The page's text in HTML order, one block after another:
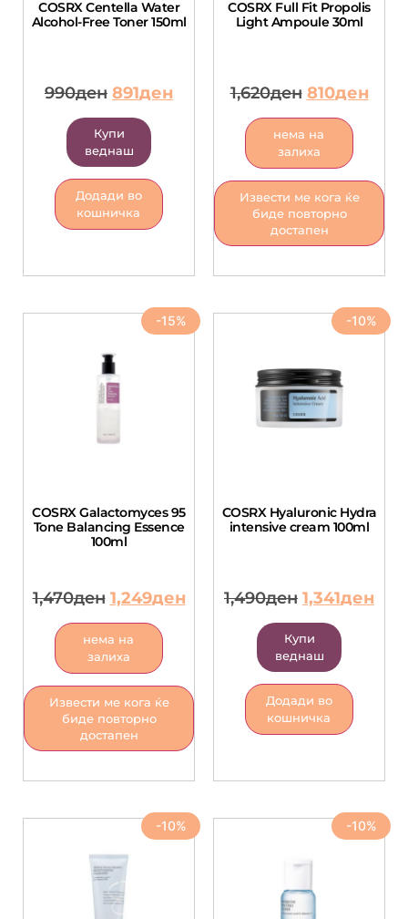
COSRX Centella Water
Alcohol-Free Toner 150ml
990ден 891ден
Купи
веднаш
Додади во
кошничка
COSRX Full Fit Propolis
Light Ampoule 30ml
1,620ден 810ден
нема на
залиха
Извести ме кога ќе
биде повторно
достапен
-15%
COSRX Galactomyces 95
Tone Balancing Essence
100ml
1,470ден 1,249ден
нема на
залиха
Извести ме кога ќе
биде повторно
достапен
-10%
COSRX Hyaluronic Hydra
intensive cream 100ml
1,490ден 1,341ден
Купи
веднаш
Додади во
кошничка
-10% -10%